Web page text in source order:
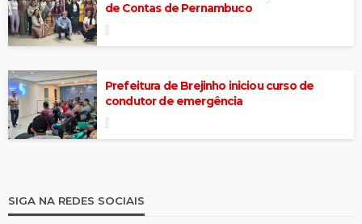
de Contas de Pernambuco
Prefeitura de Brejinho iniciou curso de
condutor de emergência
SIGA NA REDES SOCIAIS